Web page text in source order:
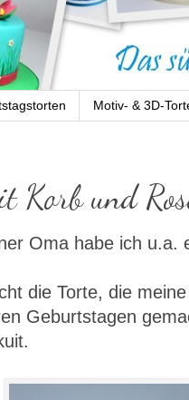
Motiv- & 3D-
Korb und
Oma habe ich u.a.
die Torte, die
Geburtstagen